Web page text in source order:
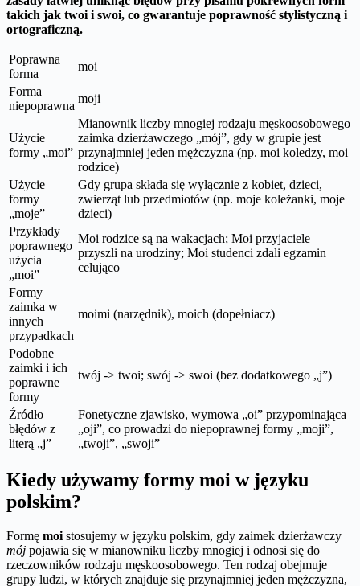
takich jak twoi i swoi, co gwarantuje poprawność stylistyczną i
ortograficzną.
Poprawna
forma
moi
Forma
niepoprawna
moji
Użycie
formy „moi”
Mianownik liczby mnogiej rodzaju męskoosobowego
zaimka dzierżawczego „mój”, gdy w grupie jest
przynajmniej jeden mężczyzna (np. moi koledzy, moi
rodzice)
Użycie
formy
„moje”
Gdy grupa składa się wyłącznie z kobiet, dzieci,
zwierząt lub przedmiotów (np. moje koleżanki, moje
dzieci)
Przykłady
poprawnego
użycia
„moi”
Moi rodzice są na wakacjach; Moi przyjaciele
przyszli na urodziny; Moi studenci zdali egzamin
celująco
Formy
zaimka w
innych
przypadkach
moimi (narzędnik), moich (dopełniacz)
Podobne
zaimki i ich
poprawne
formy
twój -> twoi; swój -> swoi (bez dodatkowego „j”)
Źródło
błędów z
literą „j”
Fonetyczne zjawisko, wymowa „oi” przypominająca
„oji”, co prowadzi do niepoprawnej formy „moji”,
„twoji”, „swoji”
Kiedy używamy formy moi w języku
polskim?
Formę moi stosujemy w języku polskim, gdy zaimek dzierżawczy
mój pojawia się w mianowniku liczby mnogiej i odnosi się do
rzeczowników rodzaju męskoosobowego. Ten rodzaj obejmuje
grupy ludzi, w których znajduje się przynajmniej jeden mężczyzna,